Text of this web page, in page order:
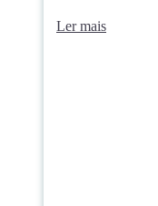
Ler mais